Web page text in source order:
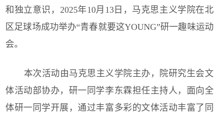
和独立意识，2025年10月13日，马克思主义学院在北
区足球场成功举办“青春就要这YOUNG”研一趣味运动
会。
本次活动由马克思主义学院主办，院研究生会文
体活动部协办，研一同学李东霖担任主持人，面向全
体研一同学开展，通过丰富多彩的文体活动丰富了同